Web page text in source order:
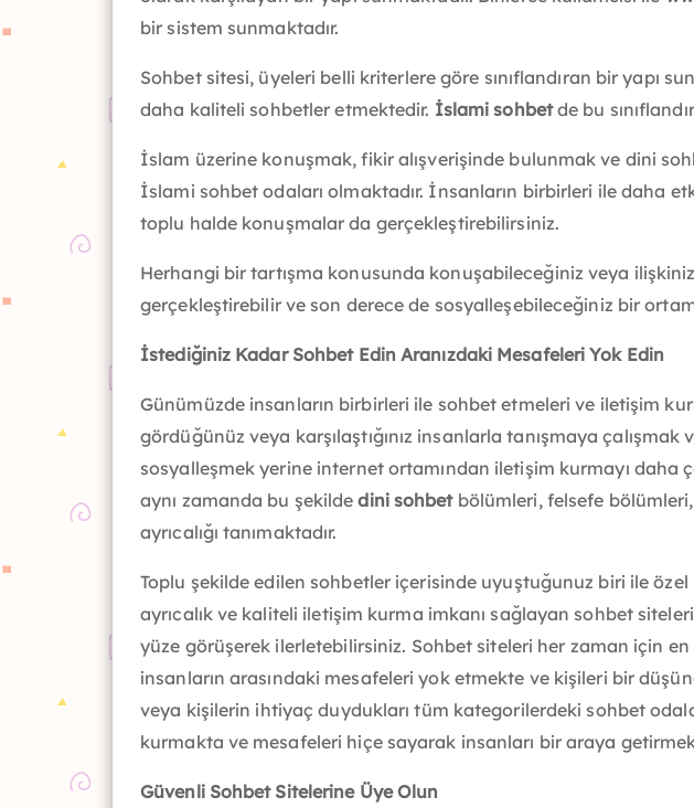
bir sistem sunmaktadır.
Sohbet sitesi, üyeleri belli kriterlere göre sınıflandıran bir yapı
daha kaliteli sohbetler etmektedir. İslami sohbetde bu
İslam üzerine konuşmak, fikir alışverişinde bulunmak ve dini
İslami sohbet odaları olmaktadır. İnsanların birbirleri ile daha
toplu halde konuşmalar da gerçekleştirebilirsiniz.
Herhangi bir tartışma konusunda konuşabileceğiniz veya
gerçekleştirebilir ve son derece de sosyalleşebileceğiniz bir
İstediğiniz Kadar Sohbet Edin Aranızdaki Mesafeleri Yok Edin
Günümüzde insanların birbirleri ile sohbet etmeleri ve iletişim
gördüğünüz veya karşılaştığınız insanlarla tanışmaya
sosyalleşmek yerine internet ortamından iletişim kurmayı
aynı zamanda bu şekildedini sohbetbölümleri, felsefe
ayrıcalığı tanımaktadır.
Toplu şekilde edilen sohbetler içerisinde uyuştuğunuz biri ile
ayrıcalık ve kaliteli iletişim kurma imkanı sağlayan sohbet siteleri
yüze görüşerek ilerletebilirsiniz. Sohbet siteleri her zaman için
insanların arasındaki mesafeleri yok etmekte ve kişileri bir
veya kişilerin ihtiyaç duydukları tüm kategorilerdeki sohbet
kurmakta ve mesafeleri hiçe sayarak insanları bir araya
Güvenli Sohbet Sitelerine Üye Olun